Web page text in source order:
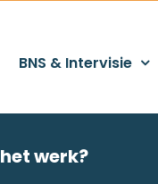
BNS & Intervisie
werk?